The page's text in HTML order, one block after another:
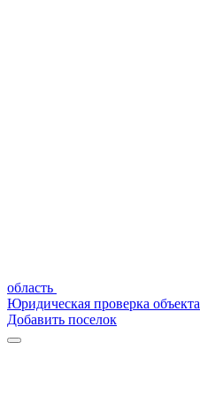
область
Юридическая проверка объекта
Добавить поселок